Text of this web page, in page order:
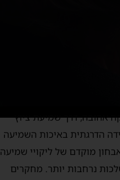
אהובה, דרך שמיעת ציוץ
הדרגתית באיכות השמיעה
מוקדם של ליקויי שמיעה
נרחבות יותר. מחקרים